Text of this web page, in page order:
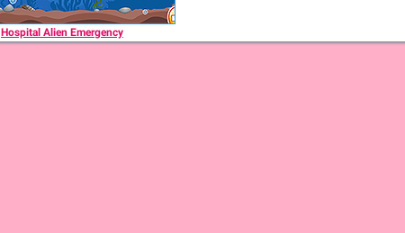
Hospital Alien Emergency